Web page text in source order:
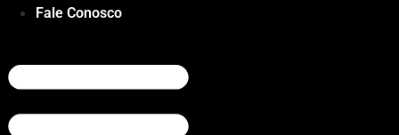
Fale Conosco